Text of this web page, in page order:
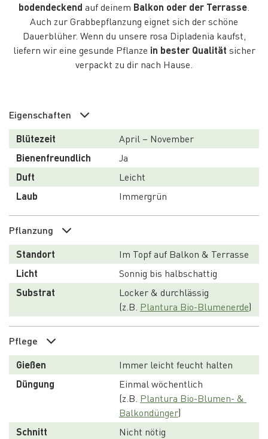
bodendeckend auf deinem Balkon oder der Terrasse.
Auch zur Grabbepflanzung eignet sich der schöne
Dauerblüher. Wenn du unsere rosa Dipladenia kaufst,
liefern wir eine gesunde Pflanze in bester Qualität sicher
verpackt zu dir nach Hause.
Eigenschaften
Blütezeit
April – November
Bienenfreundlich
Ja
Duft
Leicht
Laub
Immergrün
Pflanzung
Standort
Im Topf auf Balkon & Terrasse
Licht
Sonnig bis halbschattig
Substrat
Locker & durchlässig
(z.B. Plantura Bio-Blumenerde)
Pflege
Gießen
Immer leicht feucht halten
Düngung
Einmal wöchentlich
(z.B. Plantura Bio-Blumen- &
Balkondünger)
Schnitt
Nicht nötig